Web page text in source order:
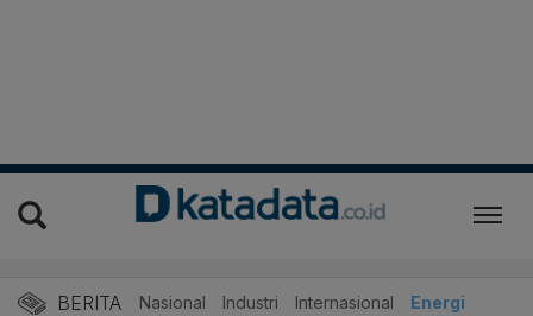
BERITA Nasional Industri Internasional Energi